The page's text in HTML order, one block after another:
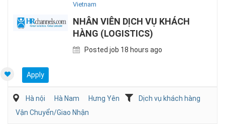
Vietnam
NHÂN VIÊN DỊCH VỤ KHÁCH
HÀNG (LOGISTICS)
Posted job 18 hours ago
Apply
Hà nội Hà Nam Hưng Yên
Dịch vụ khách hàng
Vận Chuyển/Giao Nhận